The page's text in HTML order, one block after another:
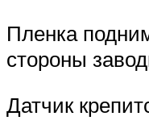
Пленка
стороны
Датчик